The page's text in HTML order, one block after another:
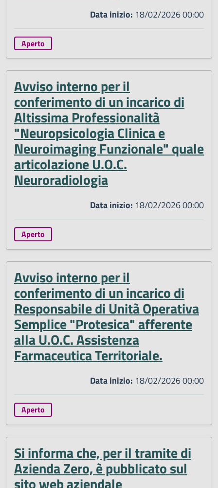
Data inizio: 18/02/2026 00:00
Aperto
Avviso interno per il
conferimento di un incarico di
Altissima Professionalità
"Neuropsicologia Clinica e
Neuroimaging Funzionale" quale
articolazione U.O.C.
Neuroradiologia
Data inizio: 18/02/2026 00:00
Aperto
Avviso interno per il
conferimento di un incarico di
Responsabile di Unità Operativa
Semplice "Protesica" afferente
alla U.O.C. Assistenza
Farmaceutica Territoriale.
Data inizio: 18/02/2026 00:00
Aperto
Si informa che, per il tramite di
Azienda Zero, è pubblicato sul
sito web aziendale